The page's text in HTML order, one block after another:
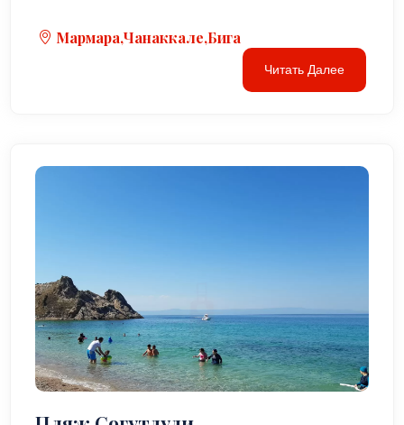
Мармара,Чанаккале,Бига
Читать Далее